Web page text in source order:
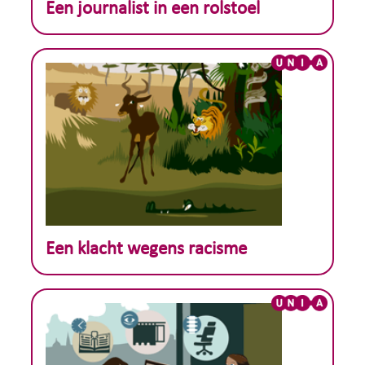
Theoretisch voorbeeld :
Een journalist in een rolstoel
Theoretisch voorbeeld :
Een klacht wegens racisme